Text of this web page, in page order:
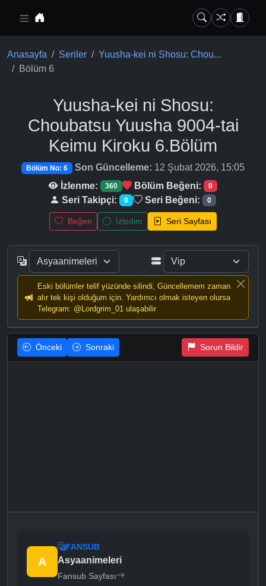
Anasayfa Seriler
Yuusha-kei ni Shosu: Chou...
Bölüm 6
Yuusha-kei ni Shosu:
Choubatsu Yuusha 9004-tai
Keimu Kiroku 6.Bölüm
Bölüm No: 6 Son Güncelleme: 12 Şubat 2026, 15:05
İzlenme:
360 Bölüm Beğeni: 0
Seri Takipçi: 0 Seri Beğeni: 0
Beğen İzledim Seri Sayfası
Eski bölümler telif yüzünde silindi, Güncellemem zaman
alır tek kişi olduğum için. Yardımcı olmak isteyen olursa
Telegram: @Lordgrim_01 ulaşabilir
Önceki Sonraki Sorun Bildir
A
FANSUB
Asyaanimeleri
Fansub Sayfası